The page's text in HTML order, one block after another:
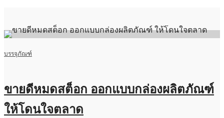
บรรจุภัณฑ์
ขายดีหมดสต็อก ออกแบบกล่องผลิตภัณฑ์
ให้โดนใจตลาด